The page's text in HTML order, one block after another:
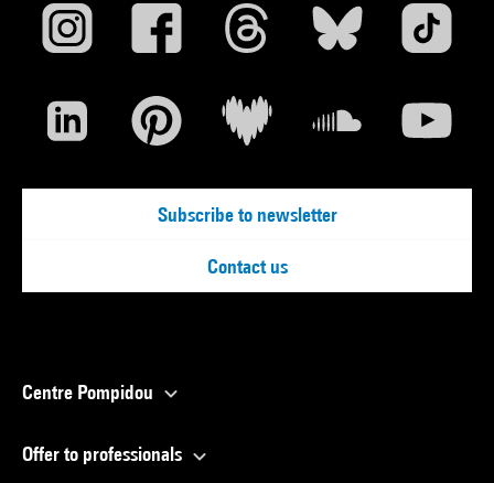
Subscribe to newsletter
Contact us
Centre Pompidou
Offer to professionals